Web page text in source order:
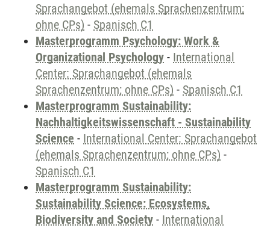
Sprachangebot (ehemals Sprachenzentrum;
ohne CPs) - Spanisch C1
Masterprogramm Psychology: Work &
Organizational Psychology - International
Center: Sprachangebot (ehemals
Sprachenzentrum; ohne CPs) - Spanisch C1
Masterprogramm Sustainability:
Nachhaltigkeitswissenschaft - Sustainability
Science - International Center: Sprachangebot
(ehemals Sprachenzentrum; ohne CPs) -
Spanisch C1
Masterprogramm Sustainability:
Sustainability Science: Ecosystems,
Biodiversity and Society - International